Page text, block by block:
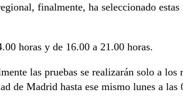
finalmente, ha seleccionado estas
horas y de 16.00 a 21.00 horas.
las pruebas se realizarán solo a los
de Madrid hasta ese mismo lunes a las